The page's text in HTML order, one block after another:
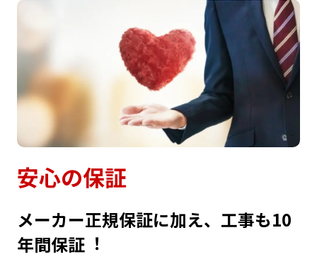
安⼼の保証
メーカー正規保証に加え、⼯事も10
年間保証︕